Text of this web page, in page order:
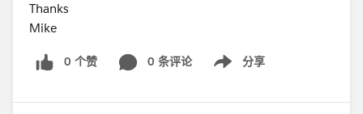
Thanks
Mike
0 个赞 0 条评论 分享
Show menu